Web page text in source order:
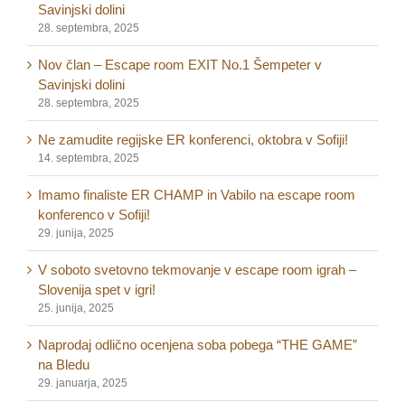
Savinjski dolini
28. septembra, 2025
Nov član – Escape room EXIT No.1 Šempeter v
Savinjski dolini
28. septembra, 2025
Ne zamudite regijske ER konferenci, oktobra v Sofiji!
14. septembra, 2025
Imamo finaliste ER CHAMP in Vabilo na escape room
konferenco v Sofiji!
29. junija, 2025
V soboto svetovno tekmovanje v escape room igrah –
Slovenija spet v igri!
25. junija, 2025
Naprodaj odlično ocenjena soba pobega “THE GAME”
na Bledu
29. januarja, 2025